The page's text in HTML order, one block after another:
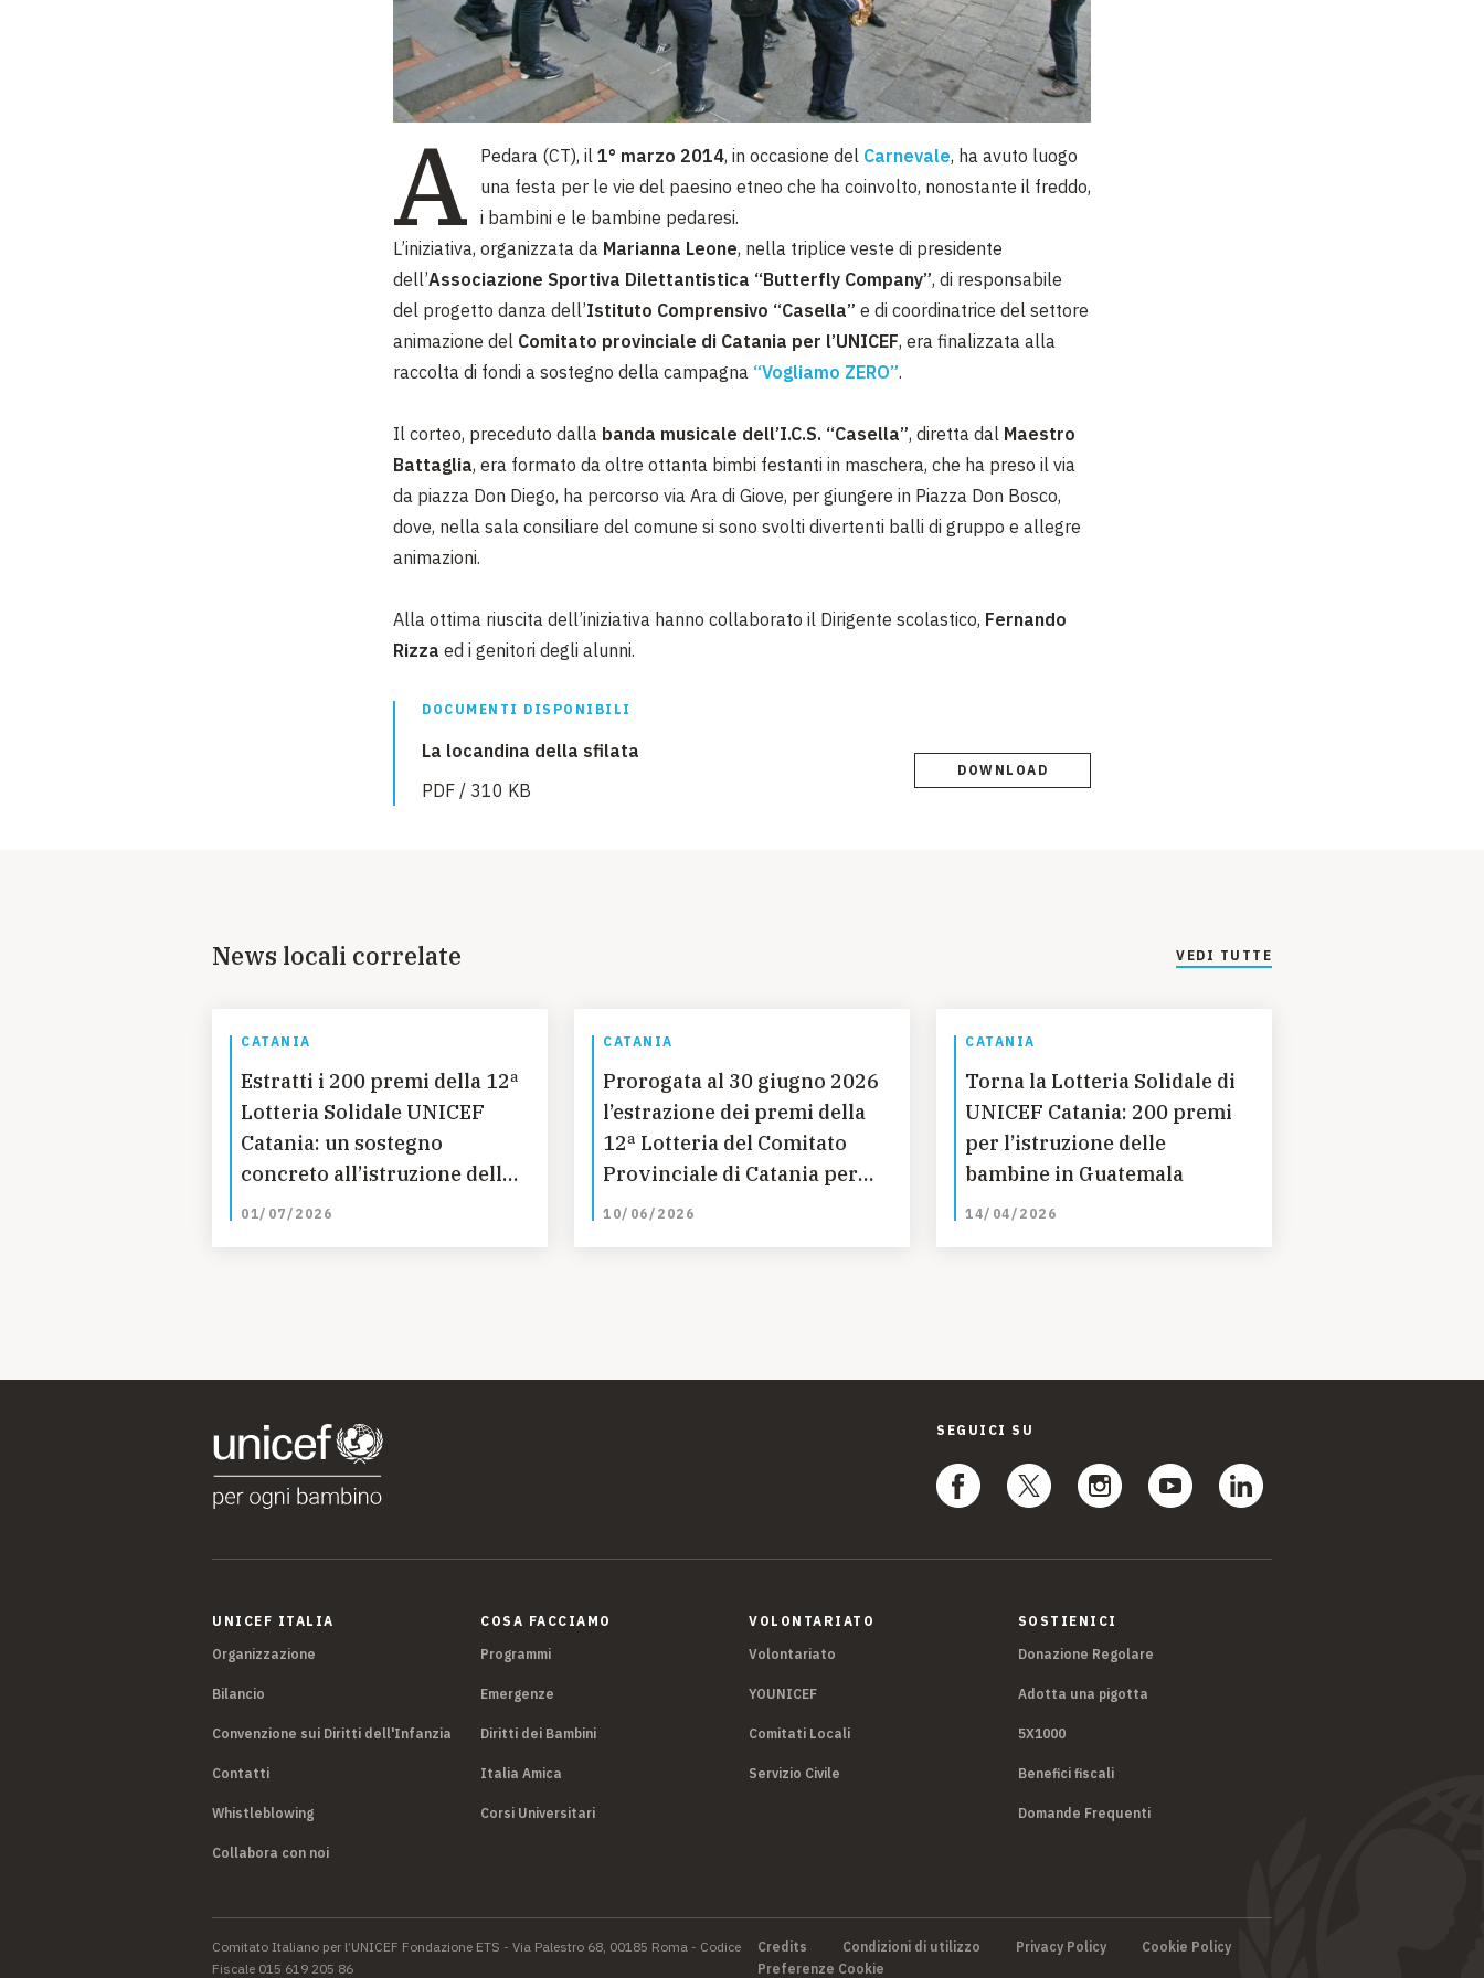
A Pedara (CT), il 1° marzo 2014, in occasione del Carnevale, ha avuto luogo
una festa per le vie del paesino etneo che ha coinvolto, nonostante il freddo,
i bambini e le bambine pedaresi.
L’iniziativa, organizzata da Marianna Leone, nella triplice veste di presidente
dell’Associazione Sportiva Dilettantistica “Butterfly Company”, di responsabile
del progetto danza dell’Istituto Comprensivo “Casella” e di coordinatrice del settore
animazione del Comitato provinciale di Catania per l’UNICEF, era finalizzata alla
raccolta di fondi a sostegno della campagna “Vogliamo ZERO”.
Il corteo, preceduto dalla banda musicale dell’I.C.S. “Casella”, diretta dal Maestro
Battaglia, era formato da oltre ottanta bimbi festanti in maschera, che ha preso il via
da piazza Don Diego, ha percorso via Ara di Giove, per giungere in Piazza Don Bosco,
dove, nella sala consiliare del comune si sono svolti divertenti balli di gruppo e allegre
animazioni.
Alla ottima riuscita dell’iniziativa hanno collaborato il Dirigente scolastico, Fernando
Rizza ed i genitori degli alunni.
DOCUMENTI DISPONIBILI
La locandina della sfilata
PDF / 310 KB
DOWNLOAD
News locali correlate VEDI TUTTE
CATANIA
Estratti i 200 premi della 12ª
Lotteria Solidale UNICEF
Catania: un sostegno
concreto all’istruzione delle
bambine in Guatemala
01/07/2026
CATANIA
Prorogata al 30 giugno 2026
l’estrazione dei premi della
12ª Lotteria del Comitato
Provinciale di Catania per
l’UNICEF a sostegno della
10/06/2026
CATANIA
Torna la Lotteria Solidale di
UNICEF Catania: 200 premi
per l’istruzione delle
bambine in Guatemala
14/04/2026
SEGUICI SU
UNICEF ITALIA
Organizzazione
Bilancio
Convenzione sui Diritti dell'Infanzia
Contatti
Whistleblowing
Collabora con noi
COSA FACCIAMO
Programmi
Emergenze
Diritti dei Bambini
Italia Amica
Corsi Universitari
VOLONTARIATO
Volontariato
YOUNICEF
Comitati Locali
Servizio Civile
SOSTIENICI
Donazione Regolare
Adotta una pigotta
5X1000
Benefici fiscali
Domande Frequenti
Credits Condizioni di utilizzo Privacy Policy
Cookie Policy
Preferenze Cookie
Comitato Italiano per l’UNICEF Fondazione ETS - Via Palestro 68, 00185 Roma - Codice
Fiscale 015 619 205 86